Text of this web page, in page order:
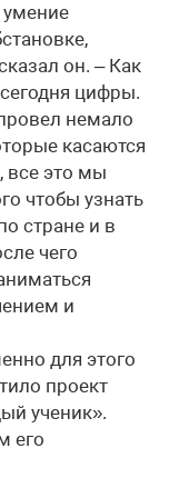
он. – Как
цифры.
немало
касаются
все это мы
чтобы узнать
стране и в
чего
и
для этого
проект
ученик».
его